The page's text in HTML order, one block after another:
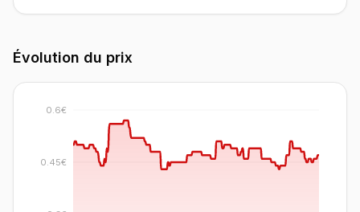
Évolution du prix
0.45€
0.6€